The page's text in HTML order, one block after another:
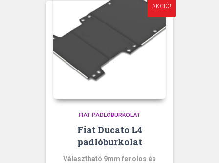
AKCIÓ!
FIAT PADLÓBURKOLAT
Fiat Ducato L4
padlóburkolat
Választható 9mm fenolos és